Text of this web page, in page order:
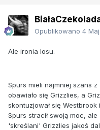
Opublikowano 4
Ale ironia losu.
Spurs mieli najmniej szans
obawiało się Grizzlies, a
skontuzjował się
Spurs stracił swoją moc,
'skreślani' Grizzlies jakoś